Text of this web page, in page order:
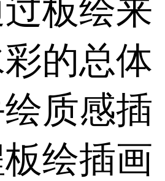
板绘来
的总体
质感插
绘插画